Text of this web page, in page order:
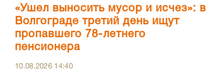
«Ушел выносить мусор и исчез»: в
Волгограде третий день ищут
пропавшего 78-летнего
пенсионера
10.08.2026 14:40